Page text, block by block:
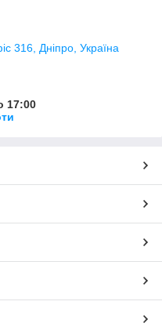
316, Дніпро, Україна
17:00